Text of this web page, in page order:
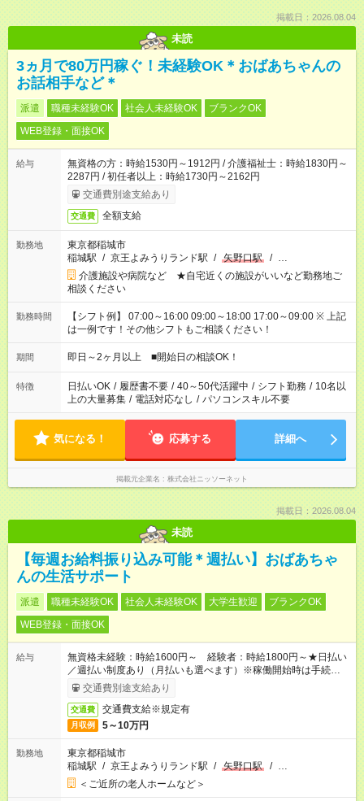
掲載日：2026.08.04
未読
3ヵ月で80万円稼ぐ！未経験OK＊おばあちゃんの
お話相手など＊
派遣 職種未経験OK 社会人未経験OK
ブランクOK
WEB登録・面接OK
給与
無資格の方：時給1530円～1912円 / 介護福祉士：時給1830円～
2287円 / 初任者以上：時給1730円～2162円
交通費別途支給あり
交通費 全額支給
勤務地
東京都稲城市
稲城駅 / 京王よみうりランド駅 / 矢野口駅 / …
介護施設や病院など ★自宅近くの施設がいいなど勤務地ご
相談ください
勤務時間
【シフト例】 07:00～16:00 09:00～18:00 17:00～09:00 ※ 上記
は一例です！その他シフトもご相談ください！
期間 即日～2ヶ月以上 ■開始日の相談OK！
特徴 日払いOK / 履歴書不要 / 40～50代活躍中 / シフト勤務 / 10名以
上の大量募集 / 電話対応なし / パソコンスキル不要
気になる！ 応募する 詳細へ
掲載元企業名 株式会社ニッソーネット
掲載日：2026.08.04
未読
【毎週お給料振り込み可能＊週払い】おばあちゃ
んの生活サポート
派遣 職種未経験OK 社会人未経験OK 大学生歓迎
ブランクOK
WEB登録・面接OK
給与
無資格未経験：時給1600円～ 経験者：時給1800円～★日払い
／週払い制度あり（月払いも選べます）※稼働開始時は手続き完
了次第のお支払いとなります。
交通費別途支給あり
交通費 交通費支給※規定有
月収例 5～10万円
勤務地
東京都稲城市
稲城駅 / 京王よみうりランド駅 / 矢野口駅 / …
＜ご近所の老人ホームなど＞